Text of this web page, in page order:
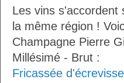
Les vins s'accordent
la même région !
Champagne Pierre
Millésimé - Brut :
Fricassée